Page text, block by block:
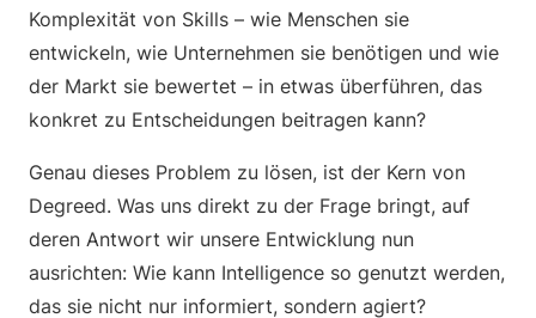
Komplexität von Skills – wie Menschen sie
entwickeln, wie Unternehmen sie benötigen und wie
der Markt sie bewertet – in etwas überführen, das
konkret zu Entscheidungen beitragen kann?
Genau dieses Problem zu lösen, ist der Kern von
Degreed. Was uns direkt zu der Frage bringt, auf
deren Antwort wir unsere Entwicklung nun
ausrichten: Wie kann Intelligence so genutzt werden,
das sie nicht nur informiert, sondern agiert?